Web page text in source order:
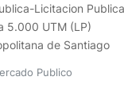
Licitacion
5.000 UTM (LP)
de Santiago
Publico